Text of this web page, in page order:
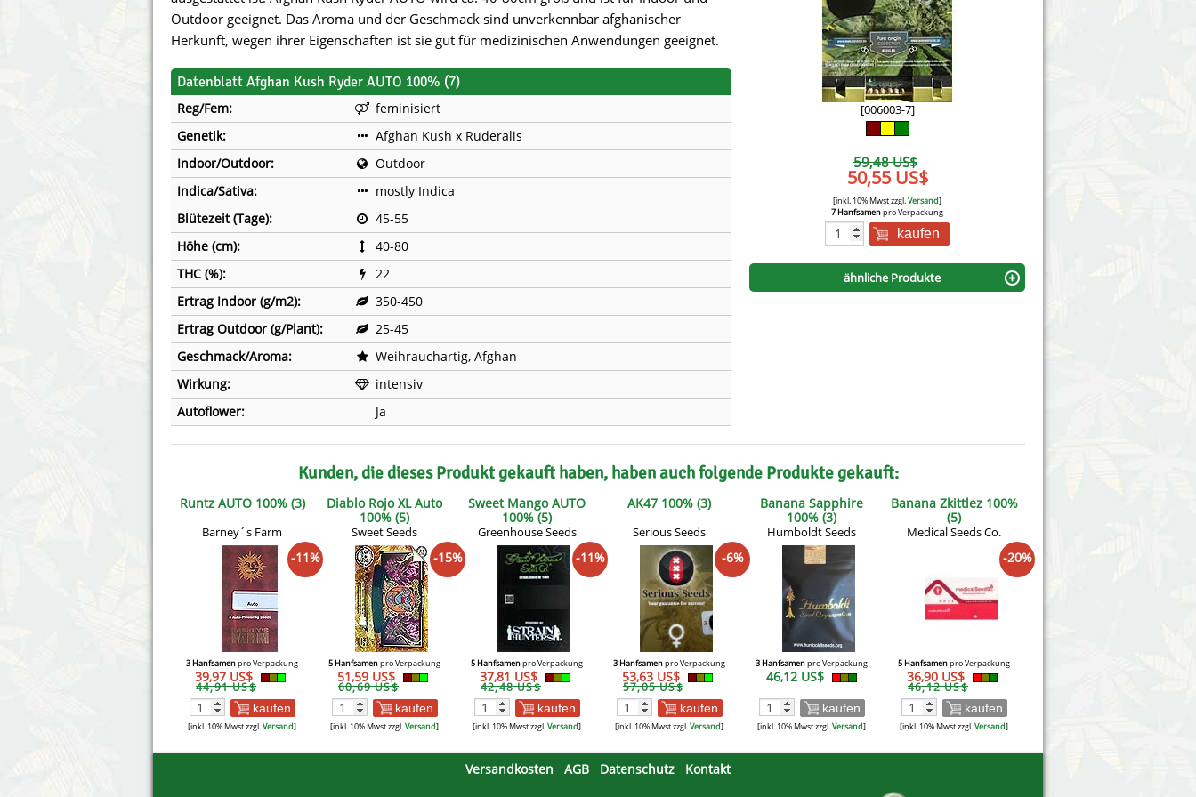
Annabelle´s Garden
Blimburn Seeds
Bulk Seed Bank
Bulldog Seeds
Cannabella Genetics
Fast Buds
G13 Labs
Genehtik Seeds
Green Bodhi
House of the Great Gardener
Mallorca Seeds
Medical Seeds Co.
Paradise Seeds
Silent Seeds
Söllner - Vadda's Marijuanabam
Strain Hunters Seedbank
Victory Seeds
Vision Seeds
White Label Seeds
World of Seeds
CBD Nutzhanfsamen
Outdoor geeignet. Das Aroma und der Geschmack sind unverkennbar afghanischer
Herkunft, wegen ihrer Eigenschaften ist sie gut für medizinischen Anwendungen geeignet.
Datenblatt Afghan Kush Ryder AUTO 100% (7)
Reg/Fem:
feminisiert
Genetik:
Afghan Kush x Ruderalis
Indoor/Outdoor:
Outdoor
Indica/Sativa:
mostly Indica
Blütezeit (Tage):
45-55
Höhe (cm):
40-80
THC (%):
22
Ertrag Indoor (g/m2):
350-450
Ertrag Outdoor (g/Plant):
25-45
Geschmack/Aroma:
Weihrauchartig, Afghan
Wirkung:
intensiv
Autoflower:
Ja
[006003-7]
59,48 US$
50,55 US$
[inkl. 10% Mwst zzgl.Versand]
7 Hanfsamenpro Verpackung
kaufen
ähnliche Produkte
Kunden, die dieses Produkt gekauft haben, haben auch folgende Produkte gekauft:
Runtz AUTO 100% (3)
Barney´s Farm
-11%
3 Hanfsamenpro Verpackung
39,97 US$
44,91 US$
kaufen
[inkl. 10% Mwst zzgl.Versand]
Diablo Rojo XL Auto
100% (5)
Sweet Seeds
-15%
5 Hanfsamenpro Verpackung
51,59 US$
60,69 US$
kaufen
[inkl. 10% Mwst zzgl.Versand]
Sweet Mango AUTO
100% (5)
Greenhouse Seeds
-11%
5 Hanfsamenpro Verpackung
37,81 US$
42,48 US$
kaufen
[inkl. 10% Mwst zzgl.Versand]
AK47 100% (3)
Serious Seeds
-6%
3 Hanfsamenpro Verpackung
53,63 US$
57,05 US$
kaufen
[inkl. 10% Mwst zzgl.Versand]
Banana Sapphire
100% (3)
Humboldt Seeds
3 Hanfsamenpro Verpackung
46,12 US$
kaufen
[inkl. 10% Mwst zzgl.Versand]
Banana Zkittlez 100%
(5)
Medical Seeds Co.
-20%
5 Hanfsamenpro Verpackung
36,90 US$
46,12 US$
kaufen
[inkl. 10% Mwst zzgl.Versand]
Versandkosten AGB Datenschutz Kontakt